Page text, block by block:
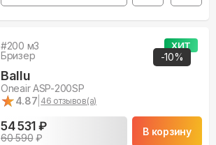
ХИТ
-10%
#200 м3
Бризер
Ballu
Oneair ASP-200SP
★
★4.87 46 отзывов(а)
54 531 ₽
60 590₽
В корзину